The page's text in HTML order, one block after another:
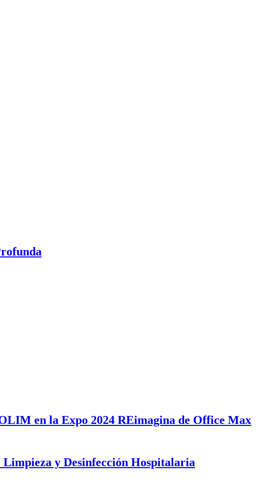
en la Expo 2024 REimagina de Office Max
y Desinfección Hospitalaria